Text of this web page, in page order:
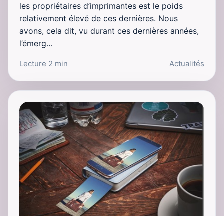
les propriétaires d’imprimantes est le poids
relativement élevé de ces dernières. Nous
avons, cela dit, vu durant ces dernières années,
l’émerg…
Lecture 2 min Actualités